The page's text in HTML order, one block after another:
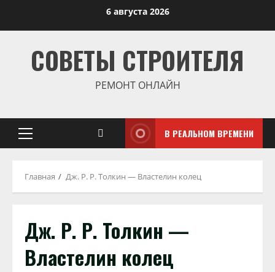
6 августа 2026
СОВЕТЫ СТРОИТЕЛЯ
РЕМОНТ ОНЛАЙН
Основное
В РЕАЛЬНОМ ВРЕМЕНИ
Главная Дж. Р. Р. Толкин — Властелин колец
Дж. Р. Р. Толкин —
Властелин колец